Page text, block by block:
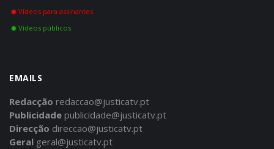
Vídeos para assinantes
Vídeos públicos
EMAILS
Redacção redaccao@justicatv.pt
Publicidade publicidade@justicatv.pt
Direcção direccao@justicatv.pt
Geral geral@justicatv.pt